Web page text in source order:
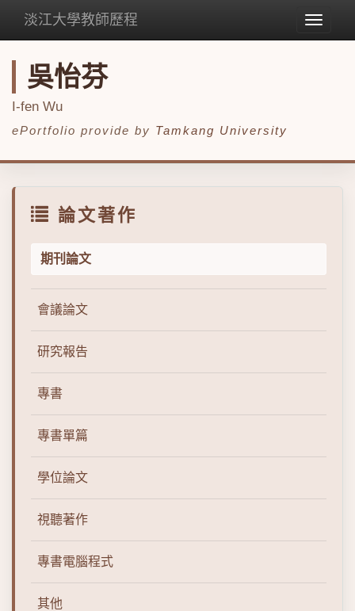
Toggle
淡江大學教師歷程
吳怡芬
I-fen Wu
ePortfolio provide by Tamkang University
論文著作
期刊論文
會議論文
研究報告
專書
專書單篇
學位論文
視聽著作
專書電腦程式
其他